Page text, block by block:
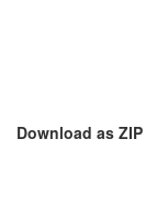
Download as ZIP